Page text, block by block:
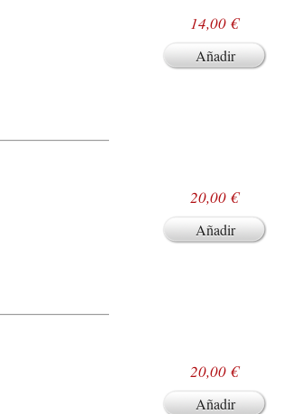
14,00 €
Añadir
20,00 €
Añadir
20,00 €
Añadir